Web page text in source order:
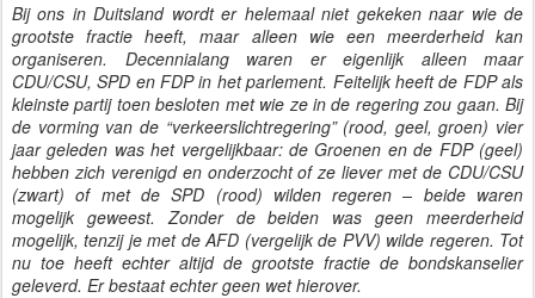
Bij ons in Duitsland wordt er helemaal niet gekeken naar wie de
grootste fractie heeft, maar alleen wie een meerderheid kan
organiseren. Decennialang waren er eigenlijk alleen maar
CDU/CSU, SPD en FDP in het parlement. Feitelijk heeft de FDP als
kleinste partij toen besloten met wie ze in de regering zou gaan. Bij
de vorming van de “verkeerslichtregering” (rood, geel, groen) vier
jaar geleden was het vergelijkbaar: de Groenen en de FDP (geel)
hebben zich verenigd en onderzocht of ze liever met de CDU/CSU
(zwart) of met de SPD (rood) wilden regeren – beide waren
mogelijk geweest. Zonder de beiden was geen meerderheid
mogelijk, tenzij je met de AFD (vergelijk de PVV) wilde regeren. Tot
nu toe heeft echter altijd de grootste fractie de bondskanselier
geleverd. Er bestaat echter geen wet hierover.